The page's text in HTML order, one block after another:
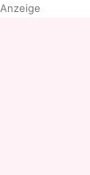
Anzeige